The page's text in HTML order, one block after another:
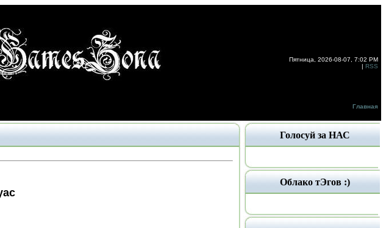
Пятница, 2026-08-07, 7:02 PM
| RSS
Главная
Голосуй за НАС
Облако тЭгов :)